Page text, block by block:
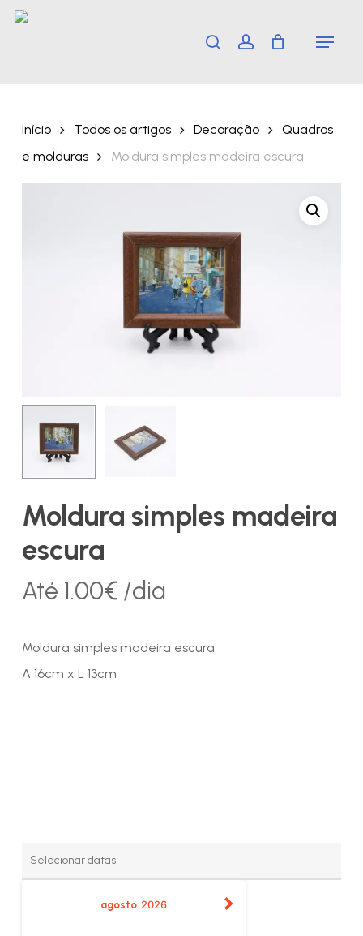
Skip
search account Menu
Início Todos os artigos Decoração
Quadros
e molduras
Moldura simples madeira escura
Moldura simples madeira
escura
Até 1.00€ /dia
Moldura simples madeira escura
A 16cm x L 13cm
agosto 2026